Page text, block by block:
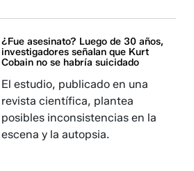
¿Fue asesinato? Luego de 30 años,
investigadores señalan que Kurt
Cobain no se habría suicidado
El estudio, publicado en una
revista científica, plantea
posibles inconsistencias en la
escena y la autopsia.